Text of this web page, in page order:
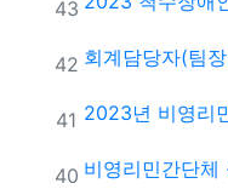
번호
43
번호
42 회계담당자(팀
번호
41 2023년 비영리
번호
40 비영리민간단체